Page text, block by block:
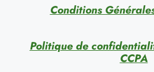
Conditions
Politique de
CCPA